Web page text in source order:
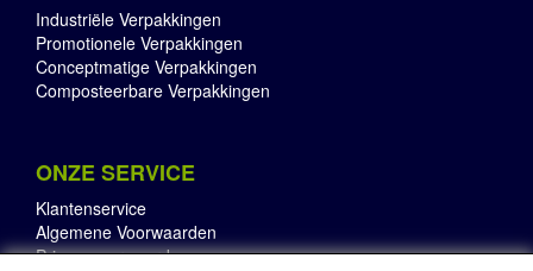
Industriële Verpakkingen
Promotionele Verpakkingen
Conceptmatige Verpakkingen
Composteerbare Verpakkingen
ONZE SERVICE
Klantenservice
Algemene Voorwaarden
Privacyvoorwaarden